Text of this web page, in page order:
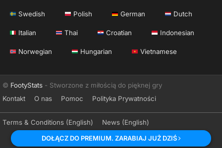
Swedish Polish German Dutch
Italian Thai Croatian Indonesian
Norwegian Hungarian Vietnamese
© FootyStats - Stworzone z miłością do pięknej gry
Kontakt
O nas Pomoc Polityka Prywatności
Terms & Conditions (English)
News (English)
DOŁĄCZ DO PREMIUM. ZARABIAJ JUŻ DZIŚ